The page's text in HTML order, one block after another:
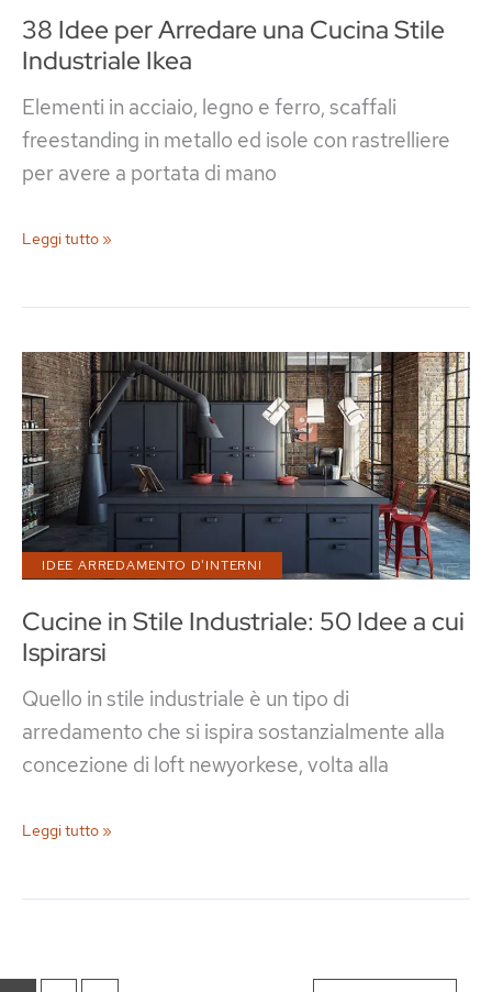
38 Idee per Arredare una Cucina Stile
Industriale Ikea
Elementi in acciaio, legno e ferro, scaffali
freestanding in metallo ed isole con rastrelliere
per avere a portata di mano
38
per
una
Cucina
Stile
Industriale
Ikea
Leggi tutto »
Cucine in Stile Industriale: 50 Idee a cui
Ispirarsi
IDEE ARREDAMENTO D'INTERNI
Quello in stile industriale è un tipo di
arredamento che si ispira sostanzialmente alla
concezione di loft newyorkese, volta alla
Cucine
Stile
Leggi tutto »